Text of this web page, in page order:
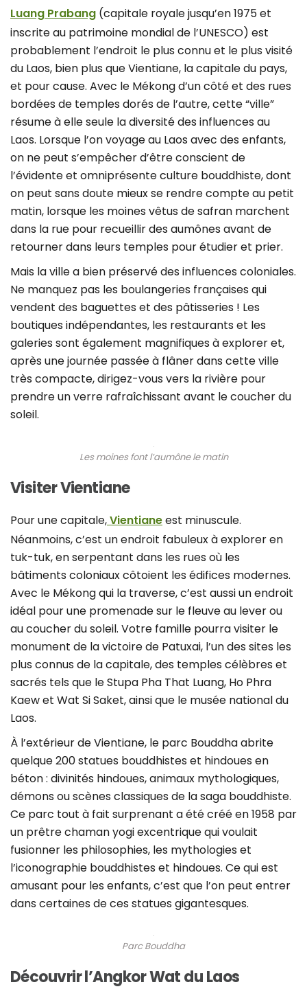
Luang Prabang (capitale royale jusqu’en 1975 et
inscrite au patrimoine mondial de l’UNESCO) est
probablement l’endroit le plus connu et le plus visité
du Laos, bien plus que Vientiane, la capitale du pays,
et pour cause. Avec le Mékong d’un côté et des rues
bordées de temples dorés de l’autre, cette “ville”
résume à elle seule la diversité des influences au
Laos. Lorsque l’on voyage au Laos avec des enfants,
on ne peut s’empêcher d’être conscient de
l’évidente et omniprésente culture bouddhiste, dont
on peut sans doute mieux se rendre compte au petit
matin, lorsque les moines vêtus de safran marchent
dans la rue pour recueillir des aumônes avant de
retourner dans leurs temples pour étudier et prier.
Mais la ville a bien préservé des influences coloniales.
Ne manquez pas les boulangeries françaises qui
vendent des baguettes et des pâtisseries ! Les
boutiques indépendantes, les restaurants et les
galeries sont également magnifiques à explorer et,
après une journée passée à flâner dans cette ville
très compacte, dirigez-vous vers la rivière pour
prendre un verre rafraîchissant avant le coucher du
soleil.
Les moines font l’aumône le matin
Visiter Vientiane
Pour une capitale,Vientianeest minuscule.
Néanmoins, c’est un endroit fabuleux à explorer en
tuk-tuk, en serpentant dans les rues où les
bâtiments coloniaux côtoient les édifices modernes.
Avec le Mékong qui la traverse, c’est aussi un endroit
idéal pour une promenade sur le fleuve au lever ou
au coucher du soleil. Votre famille pourra visiter le
monument de la victoire de Patuxai, l’un des sites les
plus connus de la capitale, des temples célèbres et
sacrés tels que le Stupa Pha That Luang, Ho Phra
Kaew et Wat Si Saket, ainsi que le musée national du
Laos.
À l’extérieur de Vientiane, le parc Bouddha abrite
quelque 200 statues bouddhistes et hindoues en
béton : divinités hindoues, animaux mythologiques,
démons ou scènes classiques de la saga bouddhiste.
Ce parc tout à fait surprenant a été créé en 1958 par
un prêtre chaman yogi excentrique qui voulait
fusionner les philosophies, les mythologies et
l’iconographie bouddhistes et hindoues. Ce qui est
amusant pour les enfants, c’est que l’on peut entrer
dans certaines de ces statues gigantesques.
Parc Bouddha
Découvrir l’Angkor Wat du Laos